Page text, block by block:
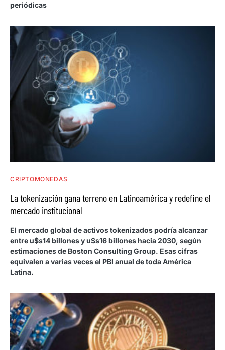
periódicas
CRIPTOMONEDAS
La tokenización gana terreno en Latinoamérica y redefine el
mercado institucional
El mercado global de activos tokenizados podría alcanzar
entre u$s14 billones y u$s16 billones hacia 2030, según
estimaciones de Boston Consulting Group. Esas cifras
equivalen a varias veces el PBI anual de toda América
Latina.